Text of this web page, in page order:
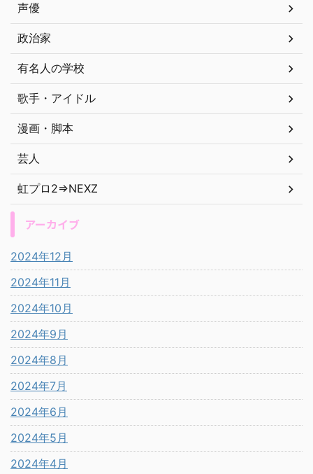
声優
政治家
有名人の学校
歌手・アイドル
漫画・脚本
芸人
虹プロ2⇒NEXZ
アーカイブ
2024年12月
2024年11月
2024年10月
2024年9月
2024年8月
2024年7月
2024年6月
2024年5月
2024年4月